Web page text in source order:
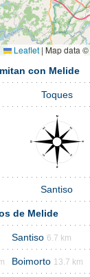
Leaflet | Map data ©
con Melide
Toques
Santiso
de Melide
Santiso 6.7 km
Boimorto 13.7 km